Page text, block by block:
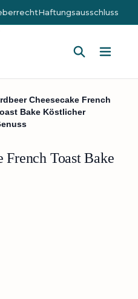
Haftungsausschluss
Cheesecake French
Bake Köstlicher
French Toast Bake